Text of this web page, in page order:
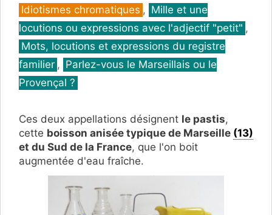
Catégories
Idiotismes chromatiques , Mille et une
locutions ou expressions avec l'adjectif "petit" ,
Mots, locutions et expressions du registre
familier , Parlez-vous le Marseillais ou le
Provençal ?
Ces deux appellations désignent le pastis,
cette boisson anisée typique de Marseille (13)
et du Sud de la France, que l'on boit
augmentée d'eau fraîche.